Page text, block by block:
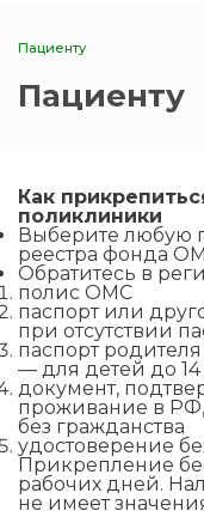
Пациенту
Пациенту
Как
поликлиники
Выберите любую
реестра фонда
Обратитесь в
полис ОМС
паспорт или
при отсутствии
паспорт
— для детей до 14
документ,
проживание в
без гражданства
удостоверение
Прикрепление
рабочих дней.
не имеет